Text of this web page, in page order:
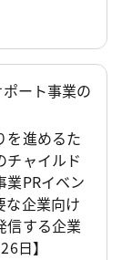
ート事業の
を進めるた
チャイルド
業PRイベン
な企業向け
信する企業
日】